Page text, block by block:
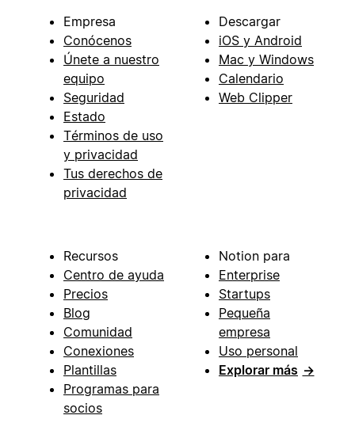
Empresa
Conócenos
Únete a nuestro
equipo
Seguridad
Estado
Términos de uso
y privacidad
Tus derechos de
privacidad
Descargar
iOS y Android
Mac y Windows
Calendario
Web Clipper
Recursos
Centro de ayuda
Precios
Blog
Comunidad
Conexiones
Plantillas
Programas para
socios
Notion para
Enterprise
Startups
Pequeña
empresa
Uso personal
Explorar más →